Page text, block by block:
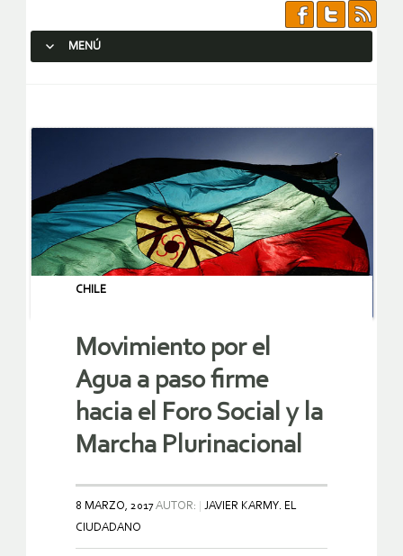
MENÚ
CHILE
Movimiento por el
Agua a paso firme
hacia el Foro Social y la
Marcha Plurinacional
8 MARZO, 2017AUTOR:
JAVIER KARMY. EL
CIUDADANO